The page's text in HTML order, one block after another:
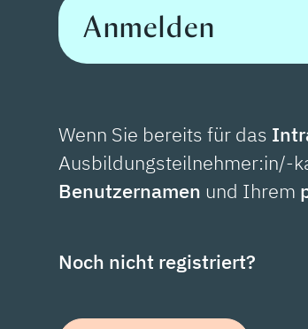
Anmelden
Wenn Sie bereits für das
Ausbildungsteilnehmer:in/-
Benutzernamen und Ihrem
Noch nicht registriert?